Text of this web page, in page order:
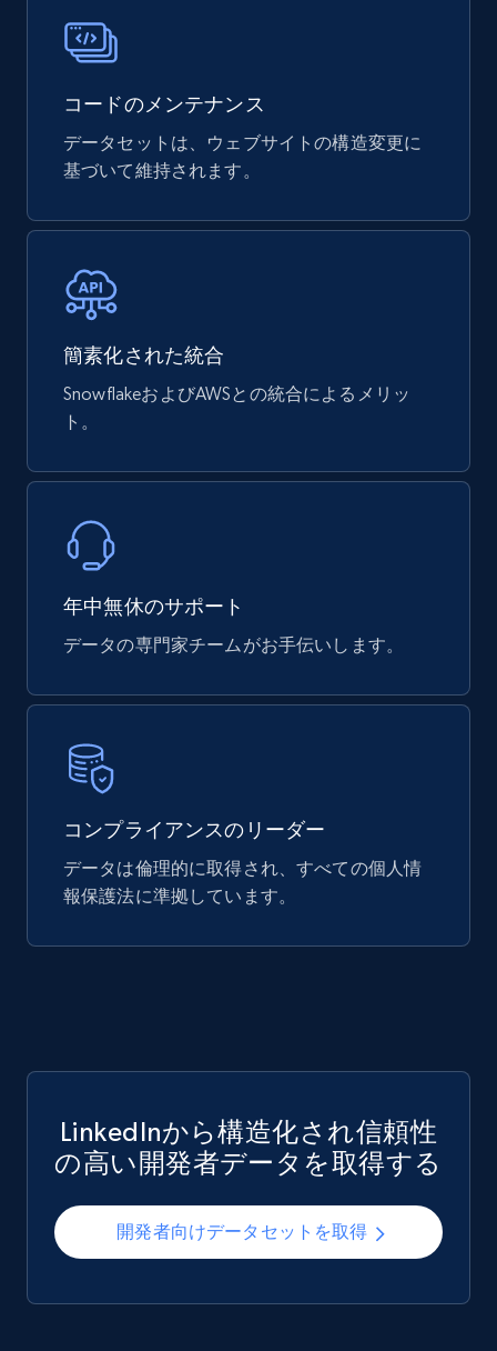
コードのメンテナンス
データセットは、ウェブサイトの構造変更に
基づいて維持されます。
簡素化された統合
SnowflakeおよびAWSとの統合によるメリッ
ト。
年中無休のサポート
データの専門家チームがお手伝いします。
コンプライアンスのリーダー
データは倫理的に取得され、すべての個人情
報保護法に準拠しています。
LinkedInから構造化され信頼性
の高い開発者データを取得する
開発者向けデータセットを取得